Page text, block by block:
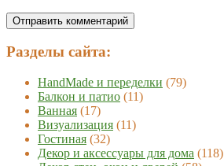
Разделы сайта:
HandMade и переделки (79)
Балкон и патио (11)
Ванная (17)
Визуализация (11)
Гостиная (32)
Декор и аксессуары для дома (118)